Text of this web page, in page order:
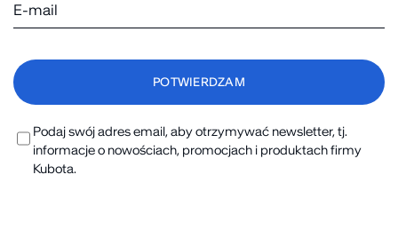
Podaj swój adres email, aby otrzymywać newsletter, tj.
informacje o nowościach, promocjach i produktach firmy
Kubota.